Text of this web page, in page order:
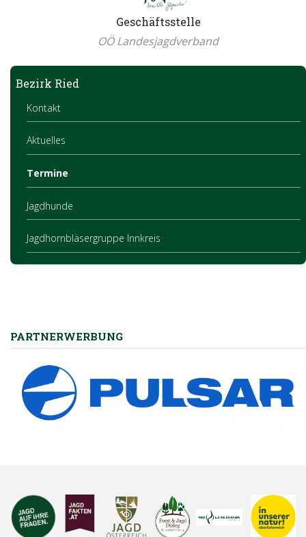
Geschäftsstelle
OÖ Landesjagdverband
Bezirk Ried
Kontakt
Aktuelles
Termine
Jagdhunde
Jagdhornbläsergruppe Innkreis
PARTNERWERBUNG